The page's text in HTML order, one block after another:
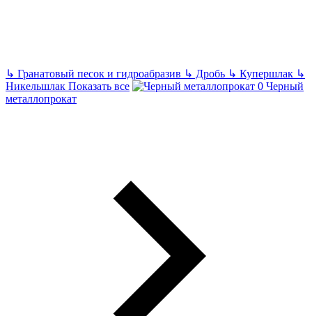
↳ Гранатовый песок и гидроабразив ↳ Дробь ↳ Купершлак ↳
Никельшлак Показать все
Черный
металлопрокат